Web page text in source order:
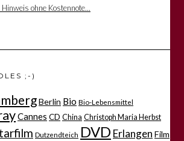
ohne Kostennote...
;-)
Berlin Bio Bio-Lebensmittel
Cannes CD China Christoph Maria Herbst
Dutzendteich DVD Erlangen Film